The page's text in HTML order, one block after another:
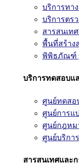
บริการทา
บริการตร
สารสนเท
พื้นที่สร้าง
พิพิธภัณฑ์
บริการทดสอบแ
ศูนย์ทดสอ
ศูนย์การแ
ศูนย์กฎหม
ศูนย์บริกา
สารสนเทศและ